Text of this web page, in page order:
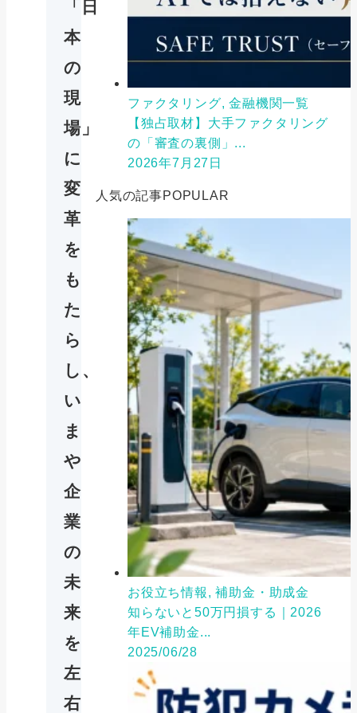
「日
本
の
現
場」
に
変
革
を
も
た
ら
し、
い
ま
や
企
業
の
未
来
を
左
右
ファクタリング, 金融機関一覧
【独占取材】大手ファクタリング
の「審査の裏側」...
2026年7月27日
人気の記事POPULAR
お役立ち情報, 補助金・助成金
知らないと50万円損する｜2026
年EV補助金...
2025/06/28